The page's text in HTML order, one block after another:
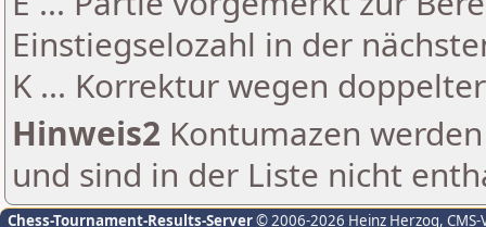
Einstiegselozahl in der
K ... Korrektur wegen
Hinweis2 Kontumazen
und sind in der Liste nicht
Chess-Tournament-Results-Server© 2006-2026 Heinz Herzog,